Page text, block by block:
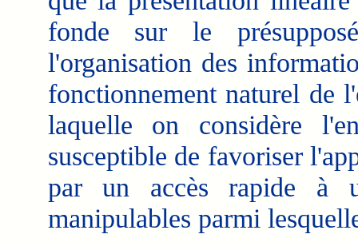
fonde sur le
l'organisation des
fonctionnement naturel de
laquelle on considère
susceptible de favoriser
par un accès rapide à
manipulables parmi